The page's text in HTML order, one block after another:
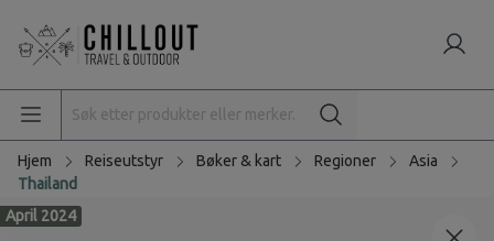
Hjem Reiseutstyr Bøker & kart Regioner
Asia
Thailand
April 2024